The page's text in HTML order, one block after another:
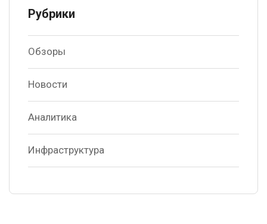
Рубрики
Обзоры
Новости
Аналитика
Инфраструктура